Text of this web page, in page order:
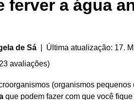
ferver a água
de Sá | Última atualização: 17.
23 avaliações)
(organismos pequenos
que podem fazer com que você